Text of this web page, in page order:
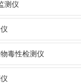
测仪
毒性检测仪